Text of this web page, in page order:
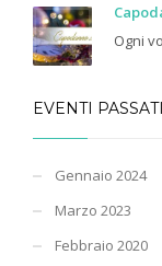
Ogni
EVENTI PASSATI
Gennaio 2024
Marzo 2023
Febbraio 2020